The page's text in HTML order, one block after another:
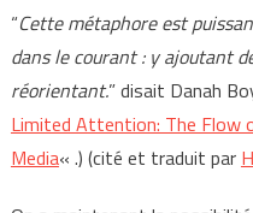
“Cette métaphore est
dans le courant : y ajoutant
réorientant.” disait Danah
Limited Attention: The Flow
Media« .) (cité et traduit par